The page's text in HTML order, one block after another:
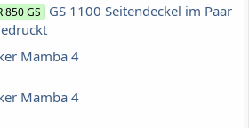
850 GS
GS 1100 Seitendeckel im Paar
Mamba 4
Mamba 4